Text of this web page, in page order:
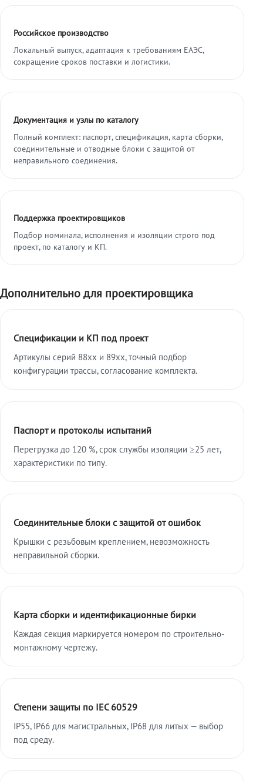
Российское производство
Локальный выпуск, адаптация к требованиям ЕАЭС,
сокращение сроков поставки и логистики.
Документация и узлы по каталогу
Полный комплект: паспорт, спецификация, карта сборки,
соединительные и отводные блоки с защитой от
неправильного соединения.
Поддержка проектировщиков
Подбор номинала, исполнения и изоляции строго под
проект, по каталогу и КП.
Дополнительно для проектировщика
Спецификации и КП под проект
Артикулы серий 88xx и 89xx, точный подбор
конфигурации трассы, согласование комплекта.
Паспорт и протоколы испытаний
Перегрузка до 120 %, срок службы изоляции ≥25 лет,
характеристики по типу.
Соединительные блоки с защитой от ошибок
Крышки с резьбовым креплением, невозможность
неправильной сборки.
Карта сборки и идентификационные бирки
Каждая секция маркируется номером по строительно-
монтажному чертежу.
Степени защиты по IEC 60529
IP55, IP66 для магистральных, IP68 для литых — выбор
под среду.